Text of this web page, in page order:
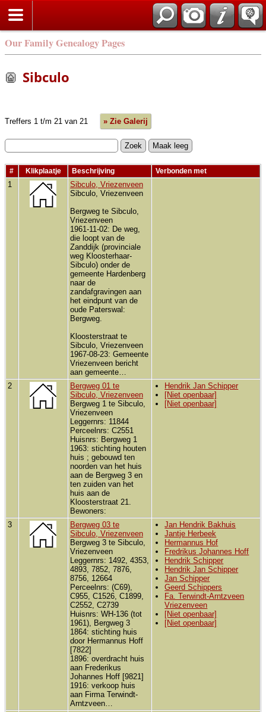
Our Family Genealogy Pages
Sibculo
Treffers 1 t/m 21 van 21 » Zie Galerij
# Klikplaatje Beschrijving Verbonden met
1
Sibculo, Vriezenveen
Sibculo, Vriezenveen
Bergweg te Sibculo,
Vriezenveen
1961-11-02: De weg,
die loopt van de
Zanddijk (provinciale
weg Kloosterhaar-
Sibculo) onder de
gemeente Hardenberg
naar de
zandafgravingen aan
het eindpunt van de
oude Paterswal:
Bergweg.
Kloosterstraat te
Sibculo, Vriezenveen
1967-08-23: Gemeente
Vriezenveen bericht
aan gemeente…
2
Bergweg 01 te
Sibculo, Vriezenveen
Bergweg 1 te Sibculo,
Vriezenveen
Leggernrs: 11844
Perceelnrs: C2551
Huisnrs: Bergweg 1
1963: stichting houten
huis ; gebouwd ten
noorden van het huis
aan de Bergweg 3 en
ten zuiden van het
huis aan de
Kloosterstraat 21.
Bewoners:
Hendrik Jan Schipper
[Niet openbaar]
[Niet openbaar]
3
Bergweg 03 te
Sibculo, Vriezenveen
Bergweg 3 te Sibculo,
Vriezenveen
Leggernrs: 1492, 4353,
4893, 7852, 7876,
8756, 12664
Perceelnrs: (C69),
C955, C1526, C1899,
C2552, C2739
Huisnrs: WH-136 (tot
1961), Bergweg 3
1864: stichting huis
door Hermannus Hoff
[7822]
1896: overdracht huis
aan Frederikus
Johannes Hoff [9821]
1916: verkoop huis
aan Firma Terwindt-
Arntzveen…
Jan Hendrik Bakhuis
Jantje Herbeek
Hermannus Hof
Fredrikus Johannes Hoff
Hendrik Schipper
Hendrik Jan Schipper
Jan Schipper
Geerd Schippers
Fa. Terwindt-Arntzveen
Vriezenveen
[Niet openbaar]
[Niet openbaar]